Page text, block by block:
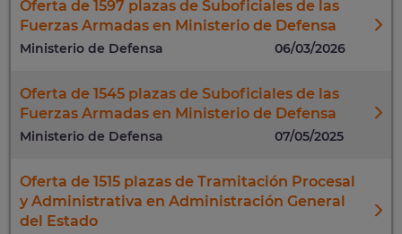
Oferta de 1597 plazas de Suboficiales de las
Fuerzas Armadas en Ministerio de Defensa
Ministerio de Defensa 06/03/2026
Oferta de 1545 plazas de Suboficiales de las
Fuerzas Armadas en Ministerio de Defensa
Ministerio de Defensa 07/05/2025
Oferta de 1515 plazas de Tramitación Procesal
y Administrativa en Administración General
del Estado